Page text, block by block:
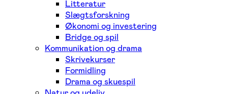
Litteratur
Slægtsforskning
Økonomi og investering
Bridge og spil
Kommunikation og drama
Skrivekurser
Formidling
Drama og skuespil